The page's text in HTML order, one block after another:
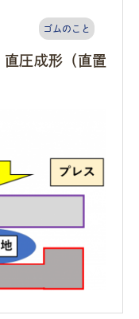
ゴムのこと
圧成形（直置